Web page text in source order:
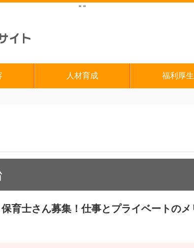
" "
人材育成 福利厚生
育士さん募集！仕事とプライベートの